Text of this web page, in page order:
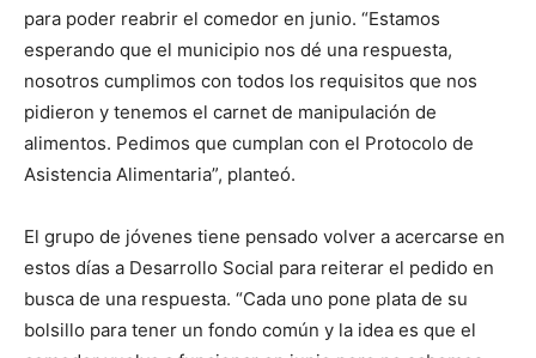
para poder reabrir el comedor en junio. “Estamos
esperando que el municipio nos dé una respuesta,
nosotros cumplimos con todos los requisitos que nos
pidieron y tenemos el carnet de manipulación de
alimentos. Pedimos que cumplan con el Protocolo de
Asistencia Alimentaria”, planteó.
El grupo de jóvenes tiene pensado volver a acercarse en
estos días a Desarrollo Social para reiterar el pedido en
busca de una respuesta. “Cada uno pone plata de su
bolsillo para tener un fondo común y la idea es que el